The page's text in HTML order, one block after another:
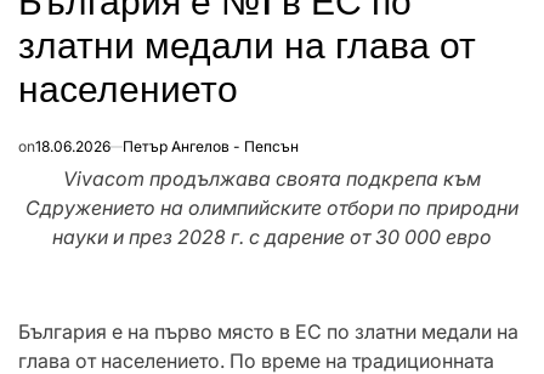
златни медали на глава от
населението
on18.06.2026 Петър Ангелов - Пепсън
Vivacom продължава своята подкрепа към
Сдружението на олимпийските отбори по природни
науки и през 2028 г. с дарение от 30 000 евро
България е на първо място в ЕС по златни медали на
глава от населението. По време на традиционната